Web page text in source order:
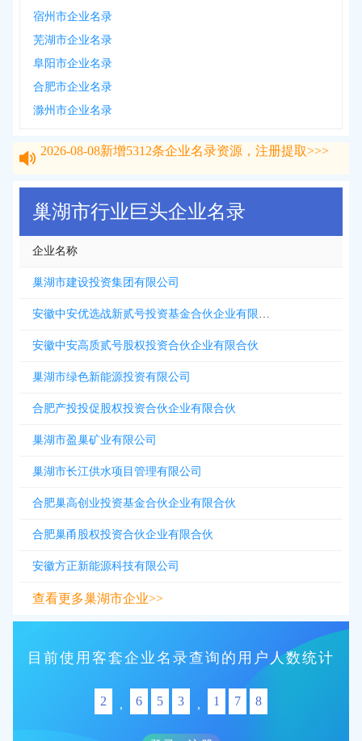
宿州市企业名录
芜湖市企业名录
阜阳市企业名录
合肥市企业名录
滁州市企业名录
巢湖市行业巨头企业名录
企业名称
巢湖市建设投资集团有限公司
安徽中安优选战新贰号投资基金合伙企业有限合伙
安徽中安高质贰号股权投资合伙企业有限合伙
巢湖市绿色新能源投资有限公司
合肥产投投促股权投资合伙企业有限合伙
巢湖市盈巢矿业有限公司
巢湖市长江供水项目管理有限公司
合肥巢高创业投资基金合伙企业有限合伙
合肥巢甬股权投资合伙企业有限合伙
安徽方正新能源科技有限公司
查看更多巢湖市企业>>
目前使用客套企业名录查询的用户人数统计
2 , 6 5 3 , 1 7 8